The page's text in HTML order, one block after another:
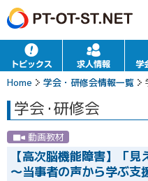
Home 学会・研修会情報一覧
学会・研修会
動画教材
【高次脳機能障害】「
〜当事者の声から学ぶ支